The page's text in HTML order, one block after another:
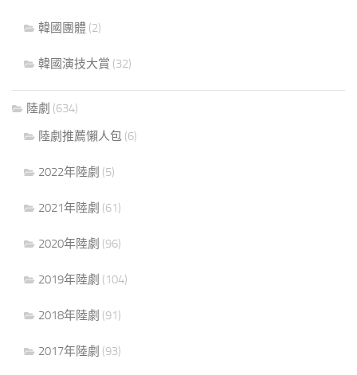
韓國團體 (2)
韓國演技大賞 (32)
陸劇 (634)
陸劇推薦懶人包 (6)
2022年陸劇 (5)
2021年陸劇 (61)
2020年陸劇 (96)
2019年陸劇 (104)
2018年陸劇 (91)
2017年陸劇 (93)